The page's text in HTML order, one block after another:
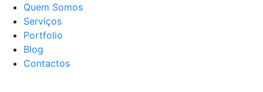
Quem Somos
Serviços
Portfolio
Blog
Contactos